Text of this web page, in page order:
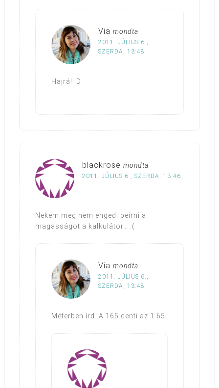
Via mondta
2011. JÚLIUS 6.,
SZERDA, 13:48
Hajrá! :D
blackrose mondta
2011. JÚLIUS 6., SZERDA, 13:46
Nekem meg nem engedi beírni a
magasságot a kalkulátor… :(
Via mondta
2011. JÚLIUS 6.,
SZERDA, 13:48
Méterben írd. A 165 centi az 1.65